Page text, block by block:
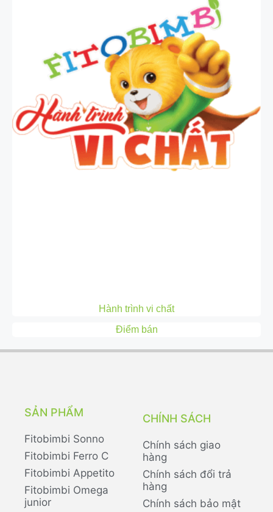
Hành trình vi chất
Điểm bán
SẢN PHẨM
Fitobimbi Sonno
Fitobimbi Ferro C
Fitobimbi Appetito
Fitobimbi Omega
junior
CHÍNH SÁCH
Chính sách giao
hàng
Chính sách đổi trả
hàng
Chính sách bảo mật